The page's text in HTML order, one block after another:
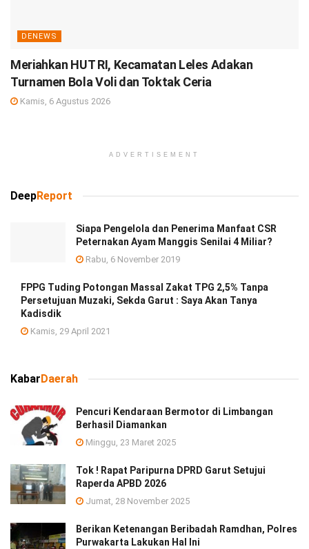
DENEWS
Meriahkan HUT RI, Kecamatan Leles Adakan
Turnamen Bola Voli dan Toktak Ceria
Kamis, 6 Agustus 2026
ADVERTISEMENT
DeepReport
Siapa Pengelola dan Penerima Manfaat CSR
Peternakan Ayam Manggis Senilai 4 Miliar?
Rabu, 6 November 2019
FPPG Tuding Potongan Massal Zakat TPG 2,5% Tanpa
Persetujuan Muzaki, Sekda Garut : Saya Akan Tanya
Kadisdik
Kamis, 29 April 2021
Kabar Daerah
Pencuri Kendaraan Bermotor di Limbangan
Berhasil Diamankan
Minggu, 23 Maret 2025
Tok ! Rapat Paripurna DPRD Garut Setujui
Raperda APBD 2026
Jumat, 28 November 2025
Berikan Ketenangan Beribadah Ramdhan, Polres
Purwakarta Lakukan Hal Ini